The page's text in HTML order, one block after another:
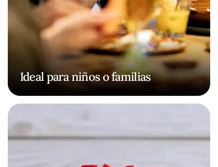
Ideal para niños o familias